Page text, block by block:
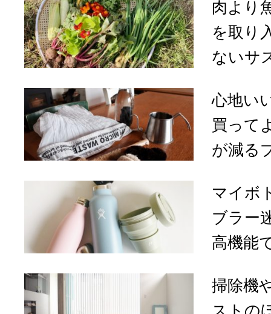
肉より
を取り
ないサ
心地い
買って
が減る
マイボ
ブラー
高機能
掃除機
ストの